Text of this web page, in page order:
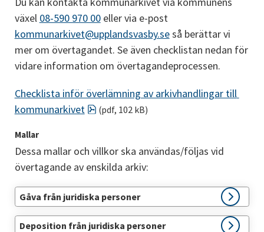
växel 08-590 970 00
eller via e-post
kommunarkivet@upplandsvasby.se så berättar vi
mer om övertagandet. Se även checklistan nedan för
vidare information om övertagandeprocessen.
Checklista inför överlämning av arkivhandlingar till
kommunarkivet
pdf, 102 kB.
(pdf, 102 kB)
Mallar
Dessa mallar och villkor ska användas/följas vid
övertagande av enskilda arkiv:
Gåva från juridiska personer
Deposition från juridiska personer